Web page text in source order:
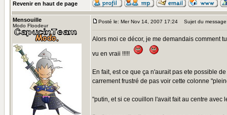
Revenir en haut de page
Mensouille
Modo Floodeur
Posté le: Mer Nov 14, 2007 17:24 Sujet du
Alors moi ce décor, je me demandais comment
vu en vraii !!!!!
En fait, est ce que ça n'aurait pas ete possible
carrement frustré de pas voir cette colonne
"putin, et si ce couillon l'avait fait au centre avec